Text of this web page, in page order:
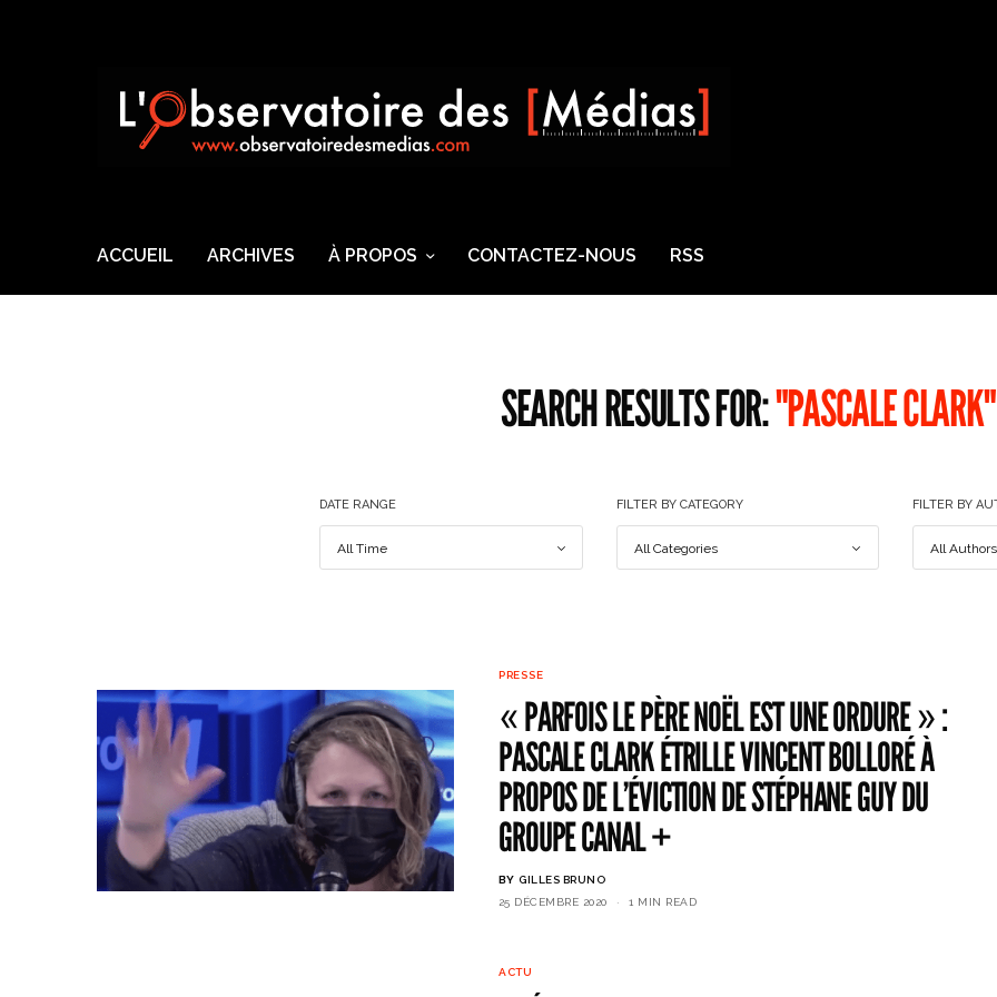
ACCUEIL ARCHIVES À PROPOS CONTACTEZ-NOUS RSS
SEARCH RESULTS FOR:"PASCALE CLARK"
DATE RANGE FILTER BY CATEGORY FILTER BY
PRESSE
« PARFOIS LE PÈRE NOËL EST UNE ORDURE » :
PASCALE CLARK ÉTRILLE VINCENT BOLLORÉ À
PROPOS DE L’ÉVICTION DE STÉPHANE GUY DU
GROUPE CANAL +
BY GILLES BRUNO
25 DÉCEMBRE 2020
1 MIN READ
ACTU